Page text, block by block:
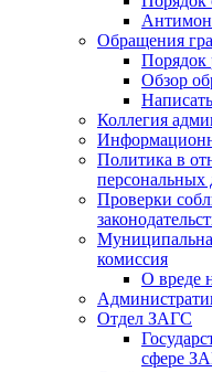
Обращения
Порядок
Обзор
Коллегия
Политика в
персональных
Проверки
комиссия
О вреде
Отдел ЗАГС
сфере